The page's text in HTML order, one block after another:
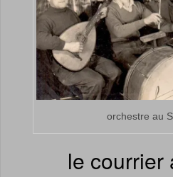
orchestre au
le courrier